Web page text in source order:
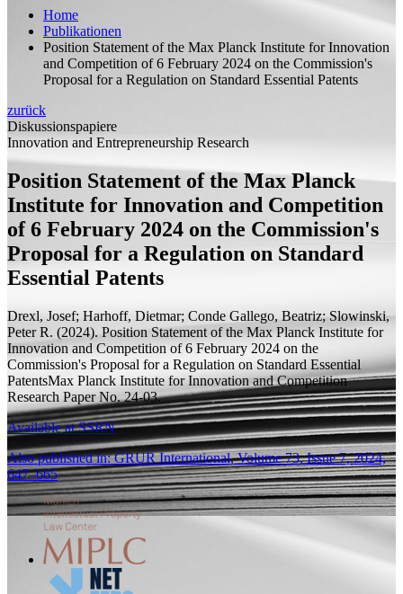
Home
Publikationen
Position Statement of the Max Planck Institute for Innovation
and Competition of 6 February 2024 on the Commission's
Proposal for a Regulation on Standard Essential Patents
zurück
Diskussionspapiere
Innovation and Entrepreneurship Research
Position Statement of the Max Planck
Institute for Innovation and Competition
of 6 February 2024 on the Commission's
Proposal for a Regulation on Standard
Essential Patents
Drexl, Josef; Harhoff, Dietmar; Conde Gallego, Beatriz;Slowinski,
Peter R. (2024). Position Statement of the Max Planck Institute for
Innovation and Competition of 6 February 2024 on the
Commission's Proposal for a Regulation on Standard Essential
PatentsMax Planck Institute for Innovation and Competition
Research PaperNo. 24-03.
Available at SSRN
Also published in: GRUR International, Volume 73, Issue 7, 2024,
647–665